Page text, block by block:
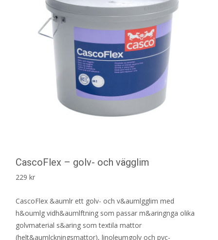
CascoFlex – golv- och vägglim
229 kr
CascoFlex &aumlr ett golv- och v&aumlgglim med
h&oumlg vidh&aumlftning som passar m&aringnga olika
golvmaterial s&aring som textila mattor
(helt&aumlckningsmattor), linoleumgolv och pvc-